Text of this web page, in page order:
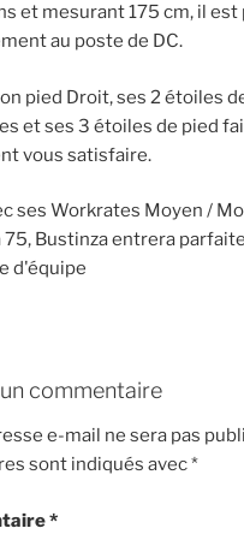
et mesurant 175 cm, il
au poste de DC.
pied Droit, ses 2 étoiles
et ses 3 étoiles de pied
vous satisfaire.
ses Workrates Moyen /
75, Bustinza entrera
d'équipe
commentaire
e-mail ne sera pas
sont indiqués avec*
*